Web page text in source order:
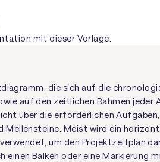
mit dieser Vorlage.
die sich auf die
auf den zeitlichen Rahmen jeder
über die erforderlichen
Meist wird ein
um den Projektzeitplan
einen Balken oder eine Markierung